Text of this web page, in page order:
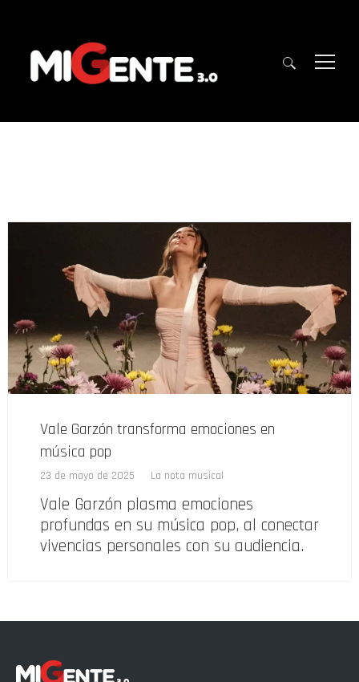
Vale Garzón transforma emociones en
música pop
23 de mayo de 2025 La nota musical
Vale Garzón plasma emociones
profundas en su música pop, al conectar
vivencias personales con su audiencia.